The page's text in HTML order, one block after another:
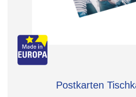
Postkarten